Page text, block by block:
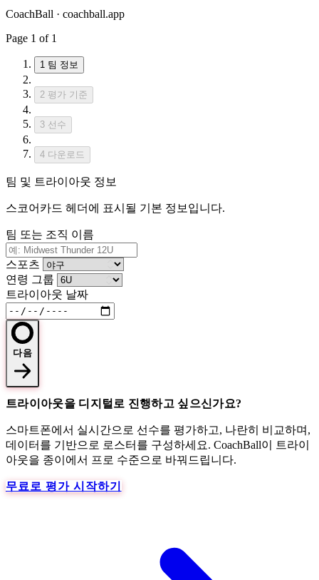
CoachBall · coachball.app
Page 1 of 1
1 팀 정보
2 평가 기준
3 선수
4 다운로드
팀 및 트라이아웃 정보
스코어카드 헤더에 표시될 기본 정보입니다.
팀 또는 조직 이름
스포츠
연령 그룹
트라이아웃 날짜
다음
트라이아웃을 디지털로 진행하고 싶으신가요?
스마트폰에서 실시간으로 선수를 평가하고, 나란히 비교하며,
데이터를 기반으로 로스터를 구성하세요. CoachBall이 트라이
아웃을 종이에서 프로 수준으로 바꿔드립니다.
무료로 평가 시작하기